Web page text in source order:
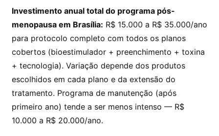
Investimento anual total do programa pós-
menopausa em Brasília: R$ 15.000 a R$ 35.000/ano
para protocolo completo com todos os planos
cobertos (bioestimulador + preenchimento + toxina
+ tecnologia). Variação depende dos produtos
escolhidos em cada plano e da extensão do
tratamento. Programa de manutenção (após
primeiro ano) tende a ser menos intenso — R$
10.000 a R$ 20.000/ano.